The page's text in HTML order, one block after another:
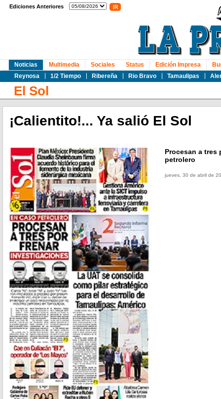
Ediciones Anteriores
Noticias
Reynosa
1/2 Tiempo Ribereña Rio Bravo Tamaulipas
Multimedia Sociales Status Edición Impresa
El Sol
¡Calientito!... Ya salió El Sol
Procesan a tres
petrolero
jueves, 30 de abril de